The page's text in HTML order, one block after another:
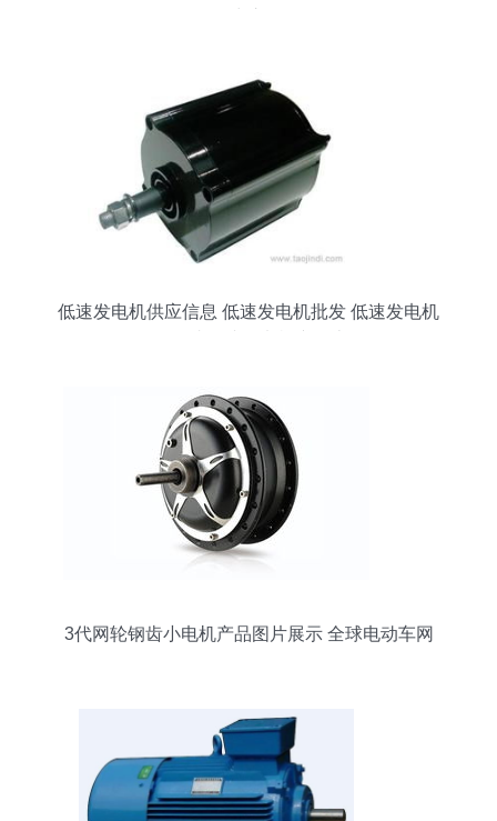
低速发电机供应信息 低速发电机批发 低速发电机
3代网轮钢齿小电机产品图片展示 全球电动车网